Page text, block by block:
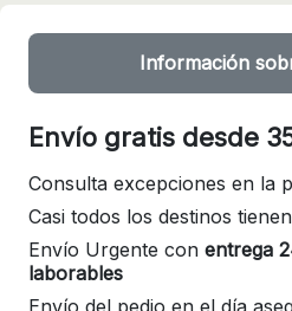
Información
Envío gratis desde
Consulta excepciones en la
Casi todos los destinos
Envío Urgente con entrega
laborables
Envío del pedio en el día